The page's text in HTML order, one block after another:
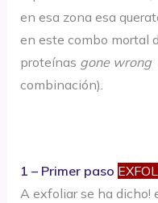
en esa zona esa
en este combo mortal
proteínas gone wrong
combinación).
1 – Primer paso
A exfoliar se ha dicho!